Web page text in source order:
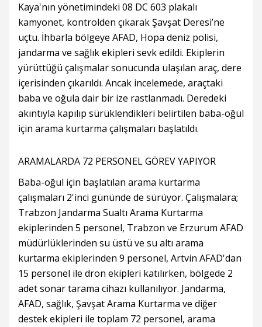
Kaya'nın yönetimindeki 08 DC 603 plakalı
kamyonet, kontrolden çıkarak Şavşat Deresi’ne
uçtu. İhbarla bölgeye AFAD, Hopa deniz polisi,
jandarma ve sağlık ekipleri sevk edildi. Ekiplerin
yürüttüğü çalışmalar sonucunda ulaşılan araç, dere
içerisinden çıkarıldı. Ancak incelemede, araçtaki
baba ve oğula dair bir ize rastlanmadı. Deredeki
akıntıyla kapılıp sürüklendikleri belirtilen baba-oğul
için arama kurtarma çalışmaları başlatıldı.
ARAMALARDA 72 PERSONEL GÖREV YAPIYOR
Baba-oğul için başlatılan arama kurtarma
çalışmaları 2'inci gününde de sürüyor. Çalışmalara;
Trabzon Jandarma Sualtı Arama Kurtarma
ekiplerinden 5 personel, Trabzon ve Erzurum AFAD
müdürlüklerinden su üstü ve su altı arama
kurtarma ekiplerinden 9 personel, Artvin AFAD'dan
15 personel ile dron ekipleri katılırken, bölgede 2
adet sonar tarama cihazı kullanılıyor. Jandarma,
AFAD, sağlık, Şavşat Arama Kurtarma ve diğer
destek ekipleri ile toplam 72 personel, arama